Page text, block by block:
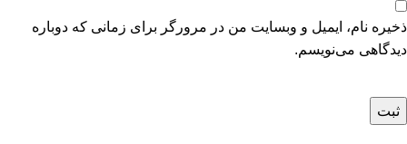
ذخیره نام، ایمیل و وبسایت من در مرورگر برای زمانی که دوباره
دیدگاهی می‌نویسم.